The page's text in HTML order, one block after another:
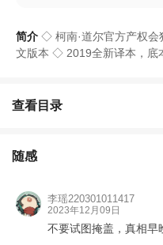
◇ 柯南·道尔官方产权会
文版本 ◇ 2019全新译本 ， 底
简介
查看目录
随感
李瑶220301011417
2023年12月09日
不要试图掩盖，真相早